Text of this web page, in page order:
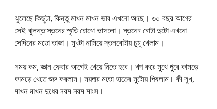
ঝুলেছে কিছুটা, কিন্তু মাখন মাখন ভাব এখনো আছে। ৩০ বছর আগের
সেই ঝুলন্ত স্তনের স্মৃতি চোখো ভাসলো। স্তনের বোটা দুটো এখনো
সেদিনের মতো তাজা। মুখটা নামিয়ে স্তনবোটায় চুমু খেলাম।
সময় কম, জ্ঞান ফেরার আগেই খেয়ে নিতে হবে। খপ করে মুখে পুরে কামড়ে
কামড়ে খেতে শুরু করলাম। ময়দার মতো হাতের মুটোয় পিষলাম। কী সুখ,
মাখন মাখন দুধের নরম নরম মাংস।